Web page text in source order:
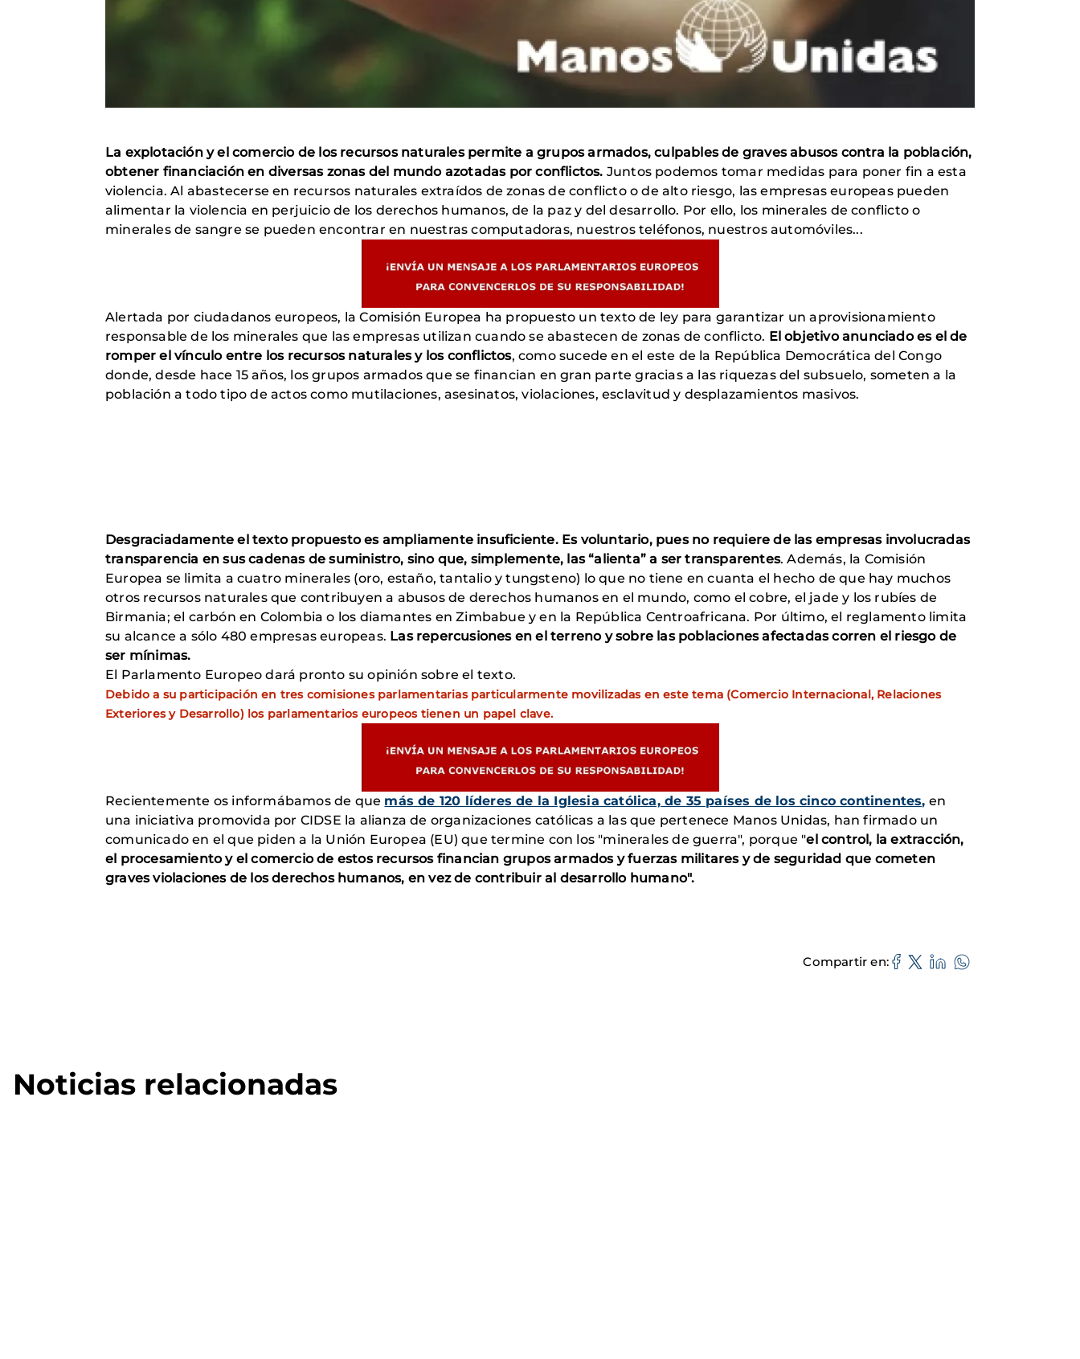
La explotación y el comercio de los recursos naturales permite a grupos armados, culpables de graves abusos contra la población,
obtener financiación en diversas zonas del mundo azotadas por conflictos. Juntos podemos tomar medidas para poner fin a esta
violencia.Al abastecerse en recursos naturales extraídos de zonas de conflicto o de alto riesgo, las empresas europeas pueden
alimentar la violencia en perjuicio de los derechos humanos, de la paz y del desarrollo. Por ello, los minerales de conflicto o
minerales de sangre se pueden encontrar en nuestras computadoras, nuestros teléfonos, nuestros automóviles...
Alertada por ciudadanos europeos, la Comisión Europea ha propuesto un texto de ley para garantizar un aprovisionamiento
responsable de los minerales que las empresas utilizan cuando se abastecen de zonas de conflicto. El objetivo anunciado es el de
romper el vínculo entre los recursos naturales y los conflictos, como sucede en el este de la República Democrática del Congo
donde, desde hace 15 años, los grupos armados que se financian en gran parte gracias a las riquezas del subsuelo, someten a la
población a todo tipo de actos como mutilaciones, asesinatos, violaciones, esclavitud y desplazamientos masivos.
Desgraciadamente el texto propuesto es ampliamente insuficiente. Es voluntario, pues no requiere de las empresas involucradas
transparencia en sus cadenas de suministro, sino que, simplemente, las “alienta” a ser transparentes. Además, la Comisión
Europea se limita a cuatro minerales (oro, estaño, tantalio y tungsteno) lo que no tiene en cuanta el hecho de que hay muchos
otros recursos naturales que contribuyen a abusos de derechos humanos en el mundo, como el cobre, el jade y los rubíes de
Birmania; el carbón en Colombia o los diamantes en Zimbabue y en la República Centroafricana. Por último, el reglamento limita
su alcance a sólo 480 empresas europeas. Las repercusiones en el terreno y sobre las poblaciones afectadas corren el riesgo de
ser mínimas.
El Parlamento Europeo dará pronto su opinión sobre el texto.
Debido a su participación en tres comisiones parlamentarias particularmente movilizadas en este tema (Comercio Internacional, Relaciones
Exteriores y Desarrollo) los parlamentarios europeos tienen un papel clave.
Recientemente os informábamos de que más de 120 líderes de la Iglesia católica, de 35 países de los cinco continentes, en
una iniciativa promovida por CIDSE la alianza de organizaciones católicas a las que pertenece Manos Unidas, han firmado un
comunicado en el que piden a la Unión Europea (EU) que termine con los "minerales de guerra", porque "el control, la extracción,
el procesamiento y el comercio de estos recursos financian grupos armados y fuerzas militares y de seguridad que cometen
graves violaciones de los derechos humanos, en vez de contribuir al desarrollo humano".
Compartir en
Noticias relacionadas